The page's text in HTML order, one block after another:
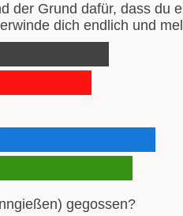
der Grund dafür, dass du
dich endlich und
gegossen?